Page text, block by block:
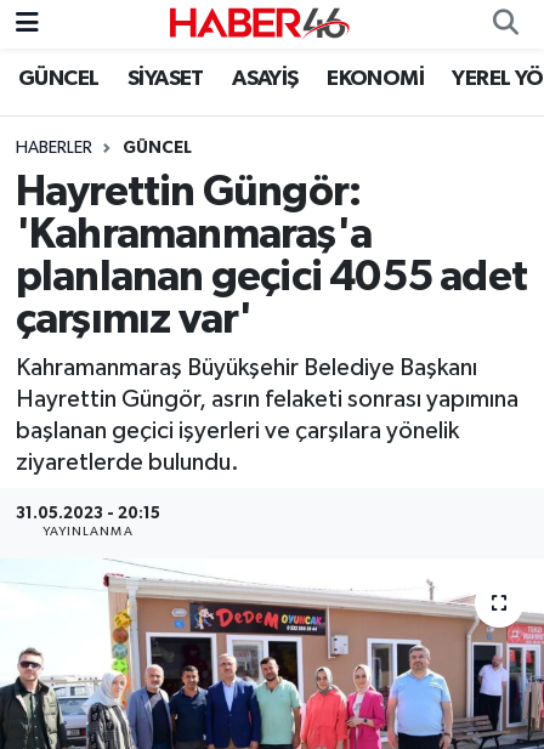
GÜNCEL SİYASET ASAYİŞ EKONOMİ YEREL
HABERLER GÜNCEL
Hayrettin Güngör:
'Kahramanmaraş'a
planlanan geçici 4055 adet
çarşımız var'
Kahramanmaraş Büyükşehir Belediye Başkanı
Hayrettin Güngör, asrın felaketi sonrası yapımına
başlanan geçici işyerleri ve çarşılara yönelik
ziyaretlerde bulundu.
31.05.2023 - 20:15
YAYINLANMA
GÜNCEL
SİYASET
EKONOMİ
SPOR
YAŞAM
TEKNOLOJİ
SAĞLIK
EĞİTİM
İLÇE HABERLERİ
KÜLTÜR-SANAT
KSÜ
Nöbetçi Eczaneler
Hava Durumu
Kahramanmaraş Namaz Vakitleri
Trafik Durumu
Süper Lig Puan Durumu ve Fikstür
Tüm Manşetler
Son Dakika Haberleri
Haber Arşivi